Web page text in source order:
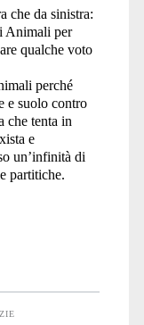
che da sinistra:
Animali per
qualche voto
perché
e suolo contro
che tenta in
e
un’infinità di
partitiche.